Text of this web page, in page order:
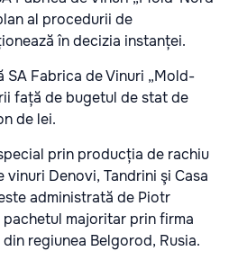
al procedurii de
în decizia instanței.
SA Fabrica de Vinuri „Mold-
față de bugetul de stat de
de lei.
prin producția de rachiu
vinuri Denovi, Tandrini şi Casa
administrată de Piotr
majoritar prin firma
regiunea Belgorod, Rusia.